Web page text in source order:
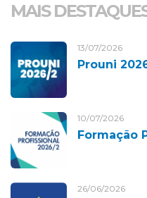
MAIS
13/07/2026
Prouni
10/07/2026
Formação
26/06/2026